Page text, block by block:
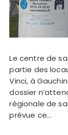
Le centre de
partie des
Vinci, à
dossier
régionale de
prévue ce…